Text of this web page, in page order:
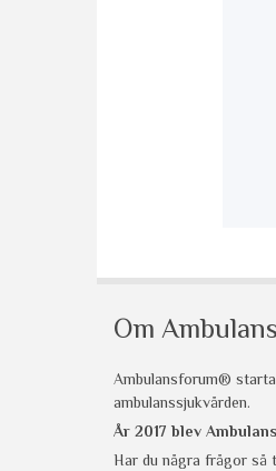
Om
Ambulansforum®
ambulanssjukvården.
År 2017 blev
Har du några frågor så